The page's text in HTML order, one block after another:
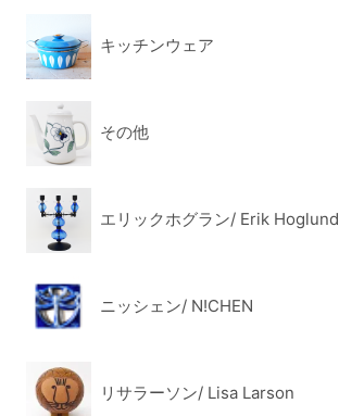
キッチンウェア
その他
エリックホグラン/ Erik Hoglund
ニッシェン/ N!CHEN
リサラーソン/ Lisa Larson